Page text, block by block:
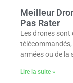
Meilleur
Pas Rater
Les drones sont
armées ou de la
Lire la suite »